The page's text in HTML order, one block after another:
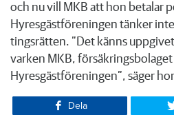
och nu vill MKB att hon betalar
Hyresgästföreningen tänker
tingsrätten. ”Det känns
varken MKB,
Hyresgästföreningen”, säger
Dela